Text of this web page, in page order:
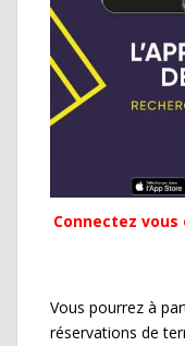
Connectez
Vous pourrez à
réservations de